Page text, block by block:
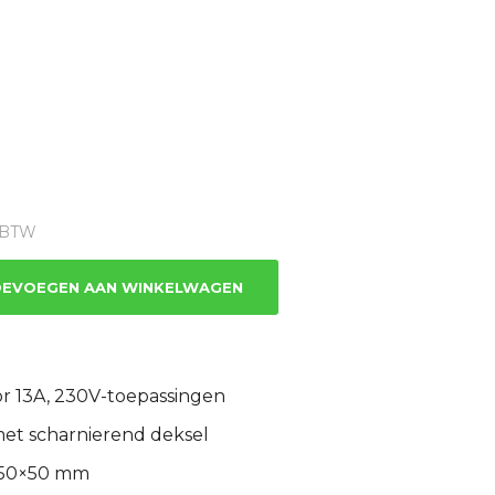
AAN WINKELWAGEN
13A, 230V-toepassingen
scharnierend deksel
mm